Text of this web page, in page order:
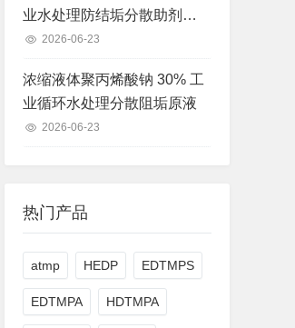
业水处理防结垢分散助剂现
货 2026-06-23
浓缩液体聚丙烯酸钠 30% 工
业循环水处理分散阻垢原液
2026-06-23
热门产品
atmp HEDP EDTMPS
EDTMPA HDTMPA